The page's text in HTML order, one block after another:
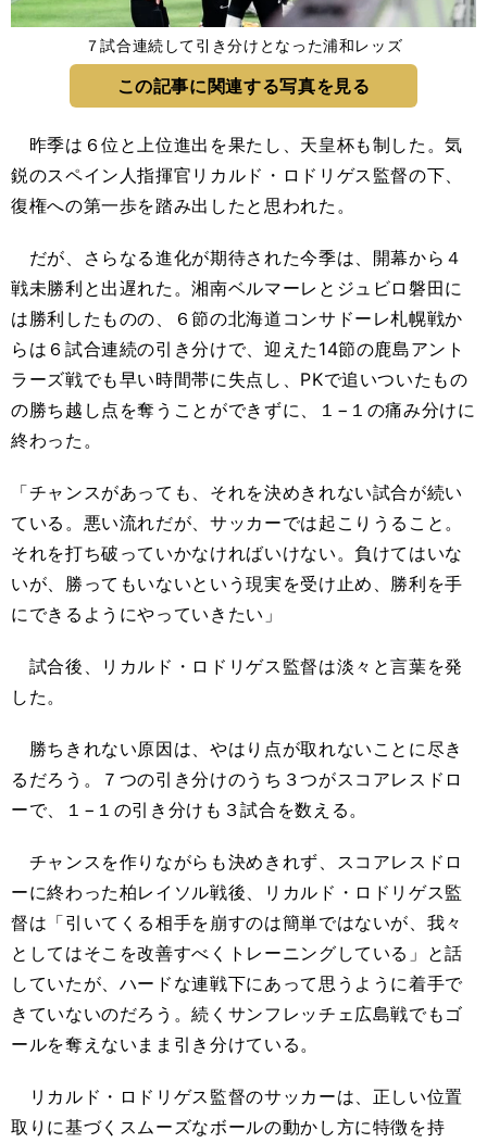
７試合連続して引き分けとなった浦和レッズ
この記事に関連する写真を見る
昨季は６位と上位進出を果たし、天皇杯も制した。気
鋭のスペイン人指揮官リカルド・ロドリゲス監督の下、
復権への第一歩を踏み出したと思われた。
だが、さらなる進化が期待された今季は、開幕から４
戦未勝利と出遅れた。湘南ベルマーレとジュビロ磐田に
は勝利したものの、６節の北海道コンサドーレ札幌戦か
らは６試合連続の引き分けで、迎えた14節の鹿島アント
ラーズ戦でも早い時間帯に失点し、PKで追いついたもの
の勝ち越し点を奪うことができずに、１−１の痛み分けに
終わった。
「チャンスがあっても、それを決めきれない試合が続い
ている。悪い流れだが、サッカーでは起こりうること。
それを打ち破っていかなければいけない。負けてはいな
いが、勝ってもいないという現実を受け止め、勝利を手
にできるようにやっていきたい」
試合後、リカルド・ロドリゲス監督は淡々と言葉を発
した。
勝ちきれない原因は、やはり点が取れないことに尽き
るだろう。７つの引き分けのうち３つがスコアレスドロ
ーで、１−１の引き分けも３試合を数える。
チャンスを作りながらも決めきれず、スコアレスドロ
ーに終わった柏レイソル戦後、リカルド・ロドリゲス監
督は「引いてくる相手を崩すのは簡単ではないが、我々
としてはそこを改善すべくトレーニングしている」と話
していたが、ハードな連戦下にあって思うように着手で
きていないのだろう。続くサンフレッチェ広島戦でもゴ
ールを奪えないまま引き分けている。
リカルド・ロドリゲス監督のサッカーは、正しい位置
取りに基づくスムーズなボールの動かし方に特徴を持